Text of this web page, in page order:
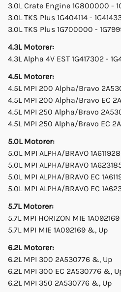
3.0L Crate Engine 1G800000 -
3.0L TKS Plus 1G404114 -
3.0L TKS Plus 1G700000 -
4.3L Motorer:
4.3L Alpha 4V EST 1G417302 -
4.5L Motorer:
4.5L MPI 200 Alpha/Bravo
4.5L MPI 200 Alpha/Bravo EC
4.5L MPI 250 Alpha/Bravo
4.5L MPI 250 Alpha/Bravo EC
5.0L Motorer:
5.0L MPI ALPHA/BRAVO
5.0L MPI ALPHA/BRAVO
5.0L MPI ALPHA/BRAVO EC
5.0L MPI ALPHA/BRAVO EC
5.7L Motorer:
5.7L MPI HORIZON MIE
5.7L MPI MIE 1A092169 &, Up
6.2L Motorer:
6.2L MPI 300 2A530776 &, Up
6.2L MPI 300 EC 2A530776 &,
6.2L MPI 350 2A530776 &, Up